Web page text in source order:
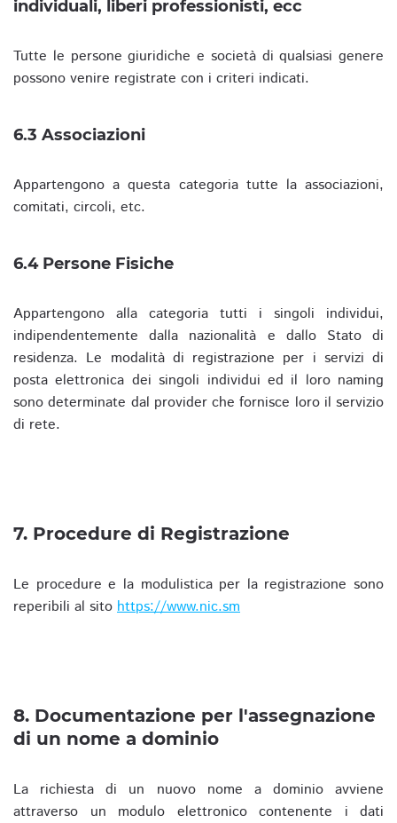
individuali, liberi professionisti, ecc
Tutte le persone giuridiche e società di qualsiasi genere
possono venire registrate con i criteri indicati.
6.3 Associazioni
Appartengono a questa categoria tutte la associazioni,
comitati, circoli, etc.
6.4 Persone Fisiche
Appartengono alla categoria tutti i singoli individui,
indipendentemente dalla nazionalità e dallo Stato di
residenza. Le modalità di registrazione per i servizi di
posta elettronica dei singoli individui ed il loro naming
sono determinate dal provider che fornisce loro il servizio
di rete.
7. Procedure di Registrazione
Le procedure e la modulistica per la registrazione sono
reperibili al sito https://www.nic.sm
8. Documentazione per l'assegnazione
di un nome a dominio
La richiesta di un nuovo nome a dominio avviene
attraverso un modulo elettronico contenente i dati